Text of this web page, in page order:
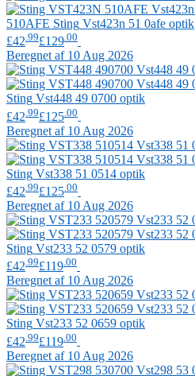
510AFE Sting Vst423n 51 0afe optik
£42 .99£129 .00
Beregnet af 10 Aug 2026
Sting Vst448 49 0700 optik
£42 .99£125 .00
Beregnet af 10 Aug 2026
Sting Vst338 51 0514 optik
£42 .99£125 .00
Beregnet af 10 Aug 2026
Sting Vst233 52 0579 optik
£42 .99£119 .00
Beregnet af 10 Aug 2026
Sting Vst233 52 0659 optik
£42 .99£119 .00
Beregnet af 10 Aug 2026